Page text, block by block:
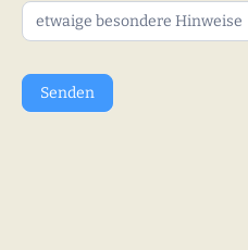
Senden